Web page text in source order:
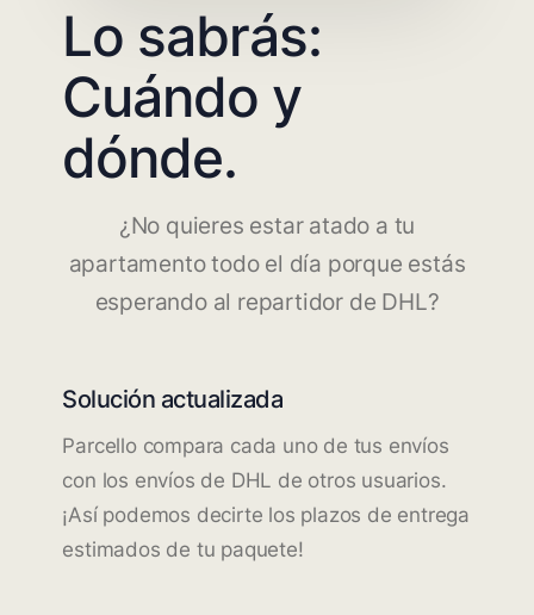
Lo sabrás:
Cuándo y
dónde.
¿No quieres estar atado a tu
apartamento todo el día porque estás
esperando al repartidor de DHL?
Solución actualizada
Parcello compara cada uno de tus envíos
con los envíos de DHL de otros usuarios.
¡Así podemos decirte los plazos de entrega
estimados de tu paquete!